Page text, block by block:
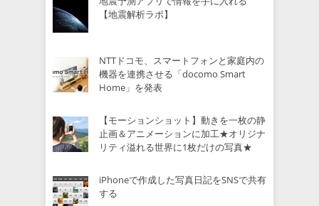
【地震解析ラボ】
NTTドコモ、スマートフォンと家庭内の
機器を連携させる「docomo Smart
Home」を発表
【モーションショット】動きを一枚の静
止画＆アニメーションに加工★オリジナ
リティ溢れる世界に1枚だけの写真★
iPhoneで作成した写真日記をSNSで共有
する